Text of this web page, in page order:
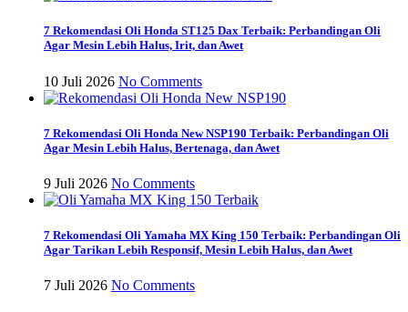
7 Rekomendasi Oli Honda ST125 Dax Terbaik: Perbandingan Oli
Agar Mesin Lebih Halus, Irit, dan Awet
10 Juli 2026 No Comments
7 Rekomendasi Oli Honda New NSP190 Terbaik: Perbandingan Oli
Agar Mesin Lebih Halus, Bertenaga, dan Awet
9 Juli 2026 No Comments
7 Rekomendasi Oli Yamaha MX King 150 Terbaik: Perbandingan Oli
Agar Tarikan Lebih Responsif, Mesin Lebih Halus, dan Awet
7 Juli 2026 No Comments